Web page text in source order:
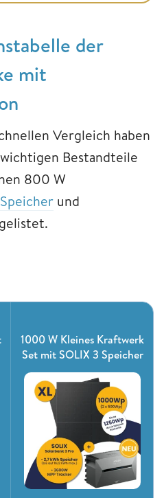
der
mit
Vergleich haben
Bestandteile
800 W
und
1000 W Kleines Kraftwerk
Set mit SOLIX 3 Speicher